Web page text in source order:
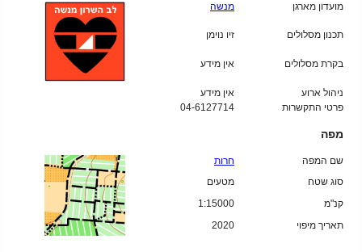
מועדון מארגן מנשה
תכנון מסלולים זיו נוימן
בקרת מסלולים אין מידע
ניהול ארוע
אין מידע
פרטי התקשרות
04-6127714
מפה
שם המפה
חרות
סוג שטח
מטעים
קנ"מ
1:15000
תאריך מיפוי
2020